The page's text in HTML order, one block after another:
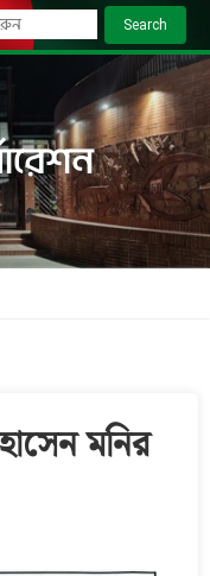
Search
মনির